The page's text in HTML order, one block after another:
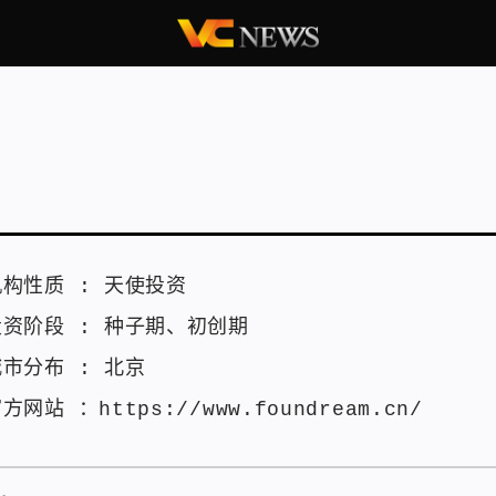
构性质 : 天使投资
资阶段 : 种子期、 初创期
市分布 : 北京
网站 ： https://www.foundream.cn/